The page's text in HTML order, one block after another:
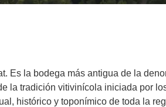
Es la bodega más antigua de la
la tradición vitivinícola iniciada por
histórico y toponímico de toda la